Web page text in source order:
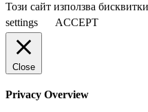
Този сайт използва
settings
ACCEPT
Close
Privacy Overview